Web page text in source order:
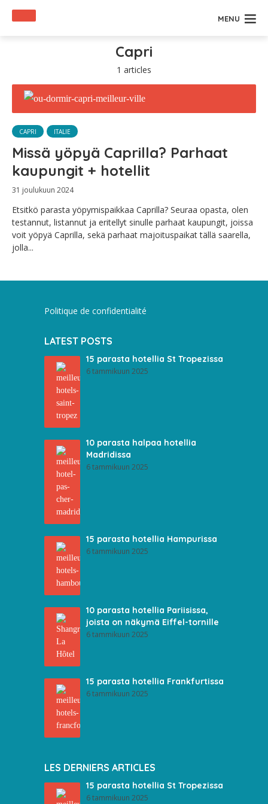
MENU
Capri
1 articles
CAPRI ITALIE
Missä yöpyä Caprilla? Parhaat
kaupungit + hotellit
31 joulukuun 2024
Etsitkö parasta yöpymispaikkaa Caprilla? Seuraa opasta, olen
testannut, listannut ja eritellyt sinulle parhaat kaupungit, joissa
voit yöpyä Caprilla, sekä parhaat majoituspaikat tällä saarella,
jolla...
Politique de confidentialité
LATEST POSTS
15 parasta hotellia St Tropezissa
6 tammikuun 2025
10 parasta halpaa hotellia
Madridissa
6 tammikuun 2025
15 parasta hotellia Hampurissa
6 tammikuun 2025
10 parasta hotellia Pariisissa,
joista on näkymä Eiffel-tornille
6 tammikuun 2025
15 parasta hotellia Frankfurtissa
6 tammikuun 2025
LES DERNIERS ARTICLES
15 parasta hotellia St Tropezissa
6 tammikuun 2025